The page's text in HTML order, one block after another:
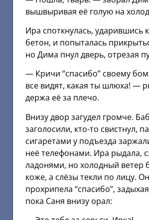
вышвыривая её голую на
Ира споткнулась, ударившись
бетон, и попыталась
но Дима пнул дверь, отрезая
— Кричи “спасибо” своему
все видят, какая ты шлюха! —
держа её за плечо.
Внизу двор загудел громче.
заголосили, кто-то свистнул,
сигаретами у подъезда
неё телефонами. Ира рыдала,
ладонями, но холодный ветер
коже, а слёзы текли по лицу.
прохрипела “спасибо”,
пока Саня внизу орал: